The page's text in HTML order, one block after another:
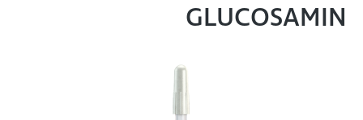
GLUCOSAMIN